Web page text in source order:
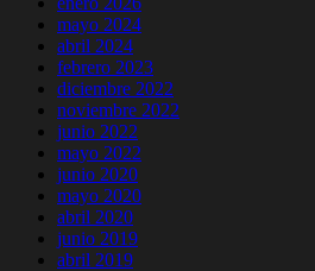
mayo 2024
abril 2024
febrero 2023
diciembre 2022
noviembre 2022
junio 2022
mayo 2022
junio 2020
mayo 2020
abril 2020
junio 2019
abril 2019